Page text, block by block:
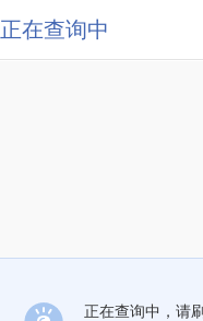
正在查询中
正在查询中，请